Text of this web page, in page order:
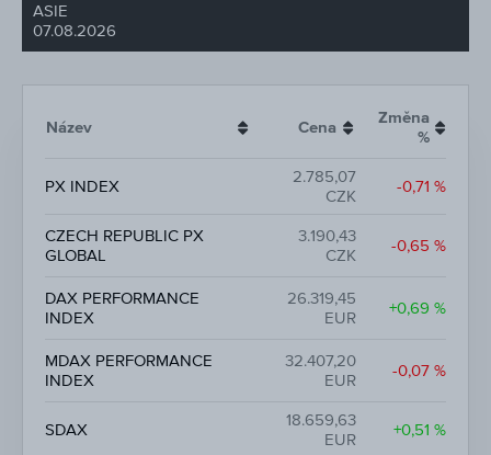
ASIE
07.08.2026
Název Cena
Změna
%
PX INDEX
2.785,07
CZK
-0,71 %
CZECH REPUBLIC PX
GLOBAL
3.190,43
CZK
-0,65 %
DAX PERFORMANCE
INDEX
26.319,45
EUR
+0,69 %
MDAX PERFORMANCE
INDEX
32.407,20
EUR
-0,07 %
SDAX
18.659,63
EUR
+0,51 %